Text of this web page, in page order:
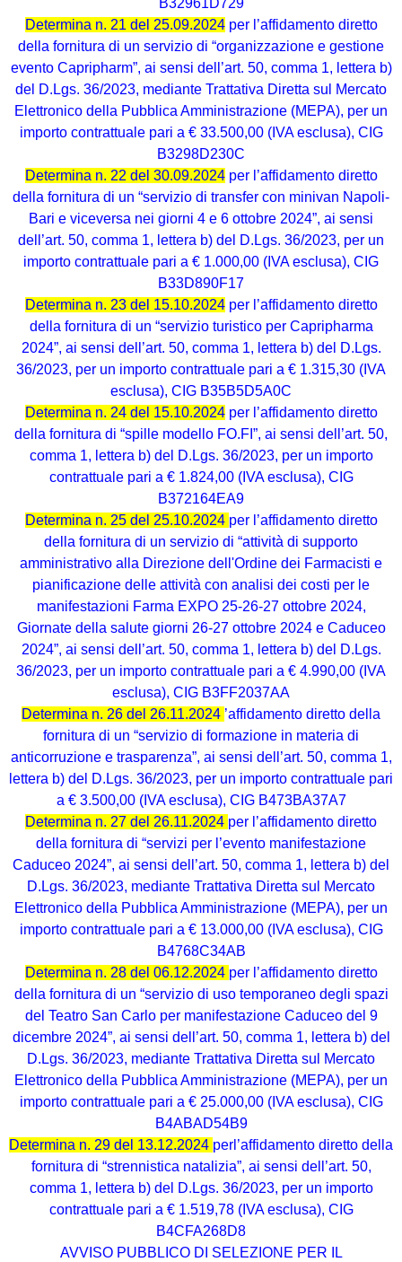
B32961D729
Determina n. 21 del 25.09.2024per l’affidamento diretto
della fornitura di un servizio di “organizzazione e gestione
evento Capripharm”, ai sensi dell’art. 50, comma 1, lettera b)
del D.Lgs. 36/2023, mediante Trattativa Diretta sul Mercato
Elettronico della Pubblica Amministrazione (MEPA), per un
importo contrattuale pari a € 33.500,00 (IVA esclusa), CIG
B3298D230C
Determina n. 22 del 30.09.2024per l’affidamento diretto
della fornitura di un “servizio di transfer con minivan Napoli-
Bari e viceversa nei giorni 4 e 6 ottobre 2024”, ai sensi
dell’art. 50, comma 1, lettera b) del D.Lgs. 36/2023, per un
importo contrattuale pari a € 1.000,00 (IVA esclusa), CIG
B33D890F17
Determina n. 23 del 15.10.2024per l’affidamento diretto
della fornitura di un “servizio turistico per Capripharma
2024”, ai sensi dell’art. 50, comma 1, lettera b) del D.Lgs.
36/2023, per un importo contrattuale pari a € 1.315,30 (IVA
esclusa), CIG B35B5D5A0C
Determina n. 24 del 15.10.2024per l’affidamento diretto
della fornitura di “spille modello FO.FI”, ai sensi dell’art. 50,
comma 1, lettera b) del D.Lgs. 36/2023, per un importo
contrattuale pari a € 1.824,00 (IVA esclusa), CIG
B372164EA9
Determina n. 25 del 25.10.2024 per l’affidamento diretto
della fornitura di un servizio di “attività di supporto
amministrativo alla Direzione dell'Ordine dei Farmacisti e
pianificazione delle attività con analisi dei costi per le
manifestazioni Farma EXPO 25-26-27 ottobre 2024,
Giornate della salute giorni 26-27 ottobre 2024 e Caduceo
2024”, ai sensi dell’art. 50, comma 1, lettera b) del D.Lgs.
36/2023, per un importo contrattuale pari a € 4.990,00 (IVA
esclusa), CIG B3FF2037AA
Determina n. 26 del 26.11.2024 ’affidamento diretto della
fornitura di un “servizio di formazione in materia di
anticorruzione e trasparenza”, ai sensi dell’art. 50, comma 1,
lettera b) del D.Lgs. 36/2023, per un importo contrattuale pari
a € 3.500,00 (IVA esclusa), CIG B473BA37A7
Determina n. 27 del 26.11.2024 per l’affidamento diretto
della fornitura di “servizi per l’evento manifestazione
Caduceo 2024”, ai sensi dell’art. 50, comma 1, lettera b) del
D.Lgs. 36/2023, mediante Trattativa Diretta sul Mercato
Elettronico della Pubblica Amministrazione (MEPA), per un
importo contrattuale pari a € 13.000,00 (IVA esclusa), CIG
B4768C34AB
Determina n. 28 del 06.12.2024 per l’affidamento diretto
della fornitura di un “servizio di uso temporaneo degli spazi
del Teatro San Carlo per manifestazione Caduceo del 9
dicembre 2024”, ai sensi dell’art. 50, comma 1, lettera b) del
D.Lgs. 36/2023, mediante Trattativa Diretta sul Mercato
Elettronico della Pubblica Amministrazione (MEPA), per un
importo contrattuale pari a € 25.000,00 (IVA esclusa), CIG
B4ABAD54B9
Determina n. 29 del 13.12.2024 perl’affidamento diretto della
fornitura di “strennistica natalizia”, ai sensi dell’art. 50,
comma 1, lettera b) del D.Lgs. 36/2023, per un importo
contrattuale pari a € 1.519,78 (IVA esclusa), CIG
B4CFA268D8
AVVISO PUBBLICO DI SELEZIONE PER IL